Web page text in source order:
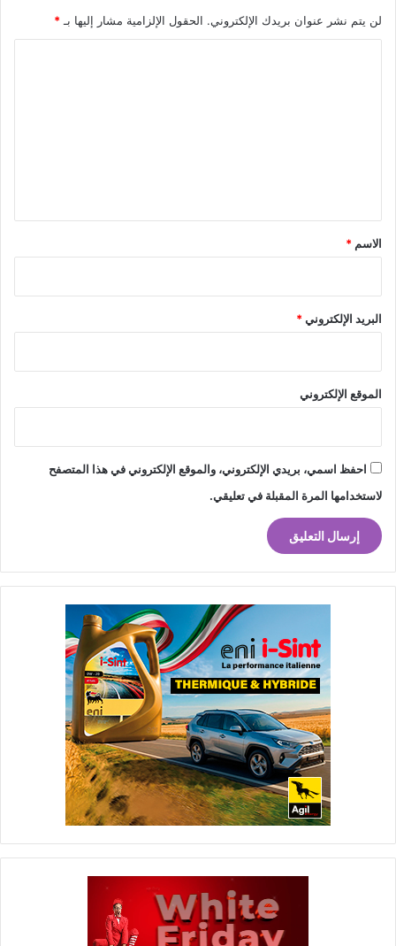
لن يتم نشر عنوان بريدك الإلكتروني. الحقول الإلزامية مشار إليها بـ *
*
الاسم *
البريد الإلكتروني*
الموقع الإلكتروني
احفظ اسمي، بريدي الإلكتروني، والموقع الإلكتروني في هذا المتصفح
لاستخدامها المرة المقبلة في تعليقي.